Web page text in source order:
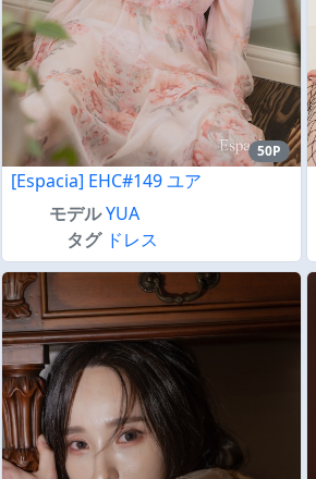
50P
[Espacia] EHC#149 ユア
モデルYUA
タグ ドレス